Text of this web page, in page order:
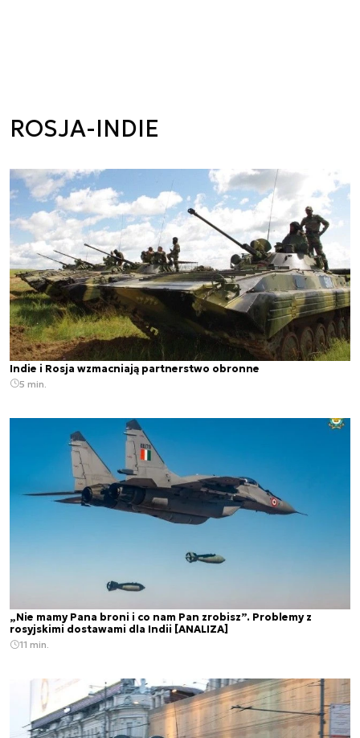
ROSJA-INDIE
Indie i Rosja wzmacniają partnerstwo obronne
5 min.
„Nie mamy Pana broni i co nam Pan zrobisz”. Problemy z
rosyjskimi dostawami dla Indii [ANALIZA]
11 min.